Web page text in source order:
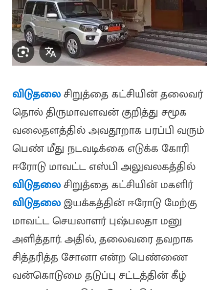
விடுதலைசிறுத்தை கட்சியின் தலைவர்
தொல் திருமாவளவன் குறித்து சமூக
வலைதளத்தில் அவதூறாக பரப்பி வரும்
பெண் மீது நடவடிக்கை எடுக்க கோரி
ஈரோடு மாவட்ட எஸ்பி அலுவலகத்தில்
விடுதலைசிறுத்தை கட்சியின் மகளிர்
விடுதலைஇயக்கத்தின் ஈரோடு மேற்கு
மாவட்ட செயலாளர் புஷ்பலதா மனு
அளித்தார். அதில், தலைவரை தவறாக
சித்தரித்த சோனா என்ற பெண்ணை
வன்கொடுமை தடுப்பு சட்டத்தின் கீழ்